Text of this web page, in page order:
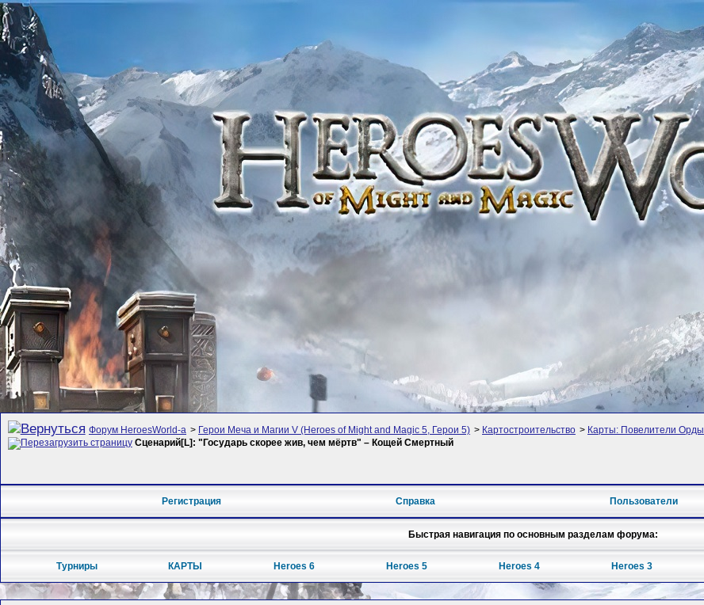
Форум HeroesWorld-а > Герои Меча и Магии V (Heroes of Might and Magic 5, Герои 5) > Картостроительство > Карты: Повелители Орды
Сценарий[L]: "Государь скорее жив, чем мёртв" – Кощей Смертный
Регистрация Справка Пользователи
Быстрая навигация по основным разделам форума:
Турниры КАРТЫ Heroes 6 Heroes 5 Heroes 4 Heroes 3